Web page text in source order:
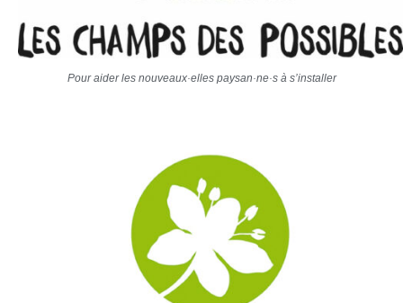
Pour aider les nouveaux·elles paysan·ne·s à s’installer